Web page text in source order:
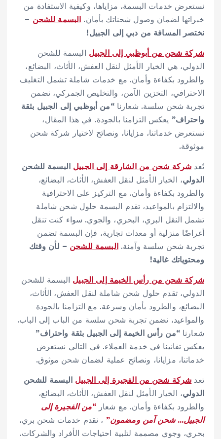
نستعرض خدمات البسمة، مزاياها، وكيفية الاستفادة من
خبراتها لضمان وصول شحناتك بأمان. البسمة للشحن –
نختصر المسافة من دبي إلى الجبيل!
شركة شحن من أبوظبي إلى الجبيل البسمة للشحن
الدولي، هي الخيار الأمثل لنقل العفش، الأثاث، البضائع،
والطرود بكفاءة وأمان. مع خدمات شاملة تشمل التغليف
الاحترافي، التخزين الآمن، والتخليص الجمركي، نضمن
تجربة شحن سلسة. شعارنا“من أبوظبي إلى الجبيل بثقة
واحتراف” يعكس التزامنا بالجودة. في هذا المقال،
نستعرض خدماتنا، مزايانا، ونصائح لاختيار شركة شحن
موثوقة.
تُعد شركة شحن من الشارقة إلى الجبيل البسمة للشحن
الدولي، الخيار الأمثل لنقل العفش، الأثاث، البضائع،
والطرود بكفاءة وأمان. مع التركيز على الاحترافية
والالتزام بالمواعيد، تقدم البسمة حلول شحن شاملة
تشمل النقل البري، البحري، والجوي. سواء كنت تنقل
أغراضًا منزلية أو معدات تجارية، فإن البسمة تضمن
تجربة شحن سلسة وآمنة.البسمة للشحن – لأن وقتك
ومحتوياتك غالية!
شركة شحن من رأس الخيمة إلى الجبيل البسمة للشحن
الدولي، تقدم حلول شحن شاملة لنقل العفش، الأثاث،
البضائع، والطرود بأمان وسرعة. مع التزامنا بالجودة
والمواعيد، نضمن تجربة شحن سلسة من الباب إلى الباب.
شعارنا“من رأس الخيمة إلى الجبيل بثقة واحتراف”
يعكس تفانينا في خدمة العملاء. في التالي نستعرض
خدماتنا، مزايانا، ونصائح عملية لضمان شحن موثوق.
تعد شركة شحن من الفجيرة إلى الجبيل البسمة للشحن
الدولي، الخيار الأمثل لنقل العفش، الأثاث، البضائع،
والطرود بكفاءة وأمان. مع شعار“من الفجيرة إلى
الجبيل… شحن آمن ومضمون” ، نقدم خدمات شحن بري،
بحري، وجوي مصممة لتلبية احتياجات الأفراد والشركات.